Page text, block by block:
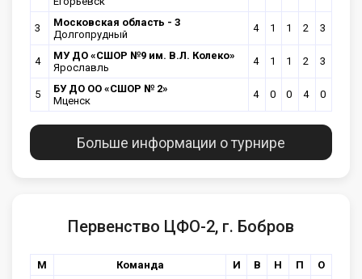
3
Московская область - 3
Долгопрудный
4 1 1 2 3
4
МУ ДО «СШОР №9 им. В.Л. Колеко»
Ярославль
4 1 1 2 3
5
БУ ДО ОО «СШОР № 2»
Мценск
4 0 0 4 0
Больше информации о турнире
Первенство ЦФО-2, г. Бобров
М Команда И В Н П О